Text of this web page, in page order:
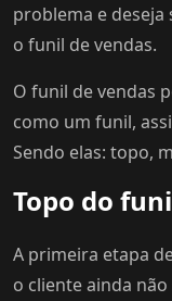
problema e deseja
o funil de vendas.
O funil de vendas
como um funil,
Sendo elas: topo,
Topo do
A primeira etapa
o cliente ainda